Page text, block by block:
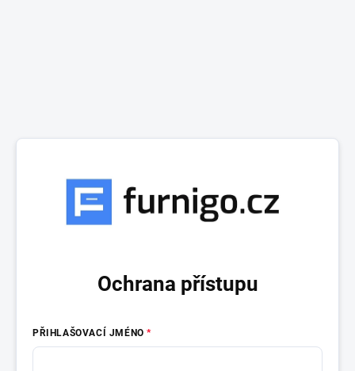
Ochrana přístupu
PŘIHLAŠOVACÍ JMÉNO